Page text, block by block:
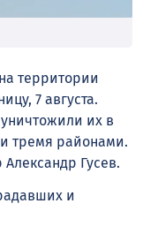
территории
7 августа.
их в
тремя районами.
Гусев.
и